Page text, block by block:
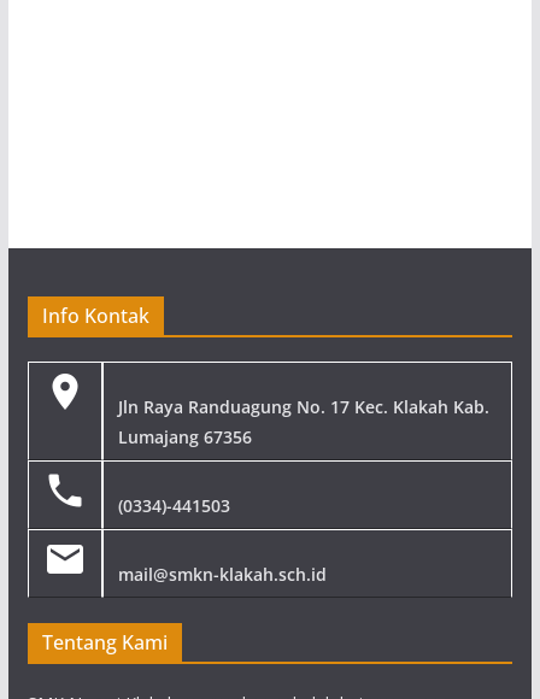
Info Kontak
Jln Raya Randuagung No. 17 Kec. Klakah Kab.
Lumajang 67356
(0334)-441503
mail@smkn-klakah.sch.id
Tentang Kami